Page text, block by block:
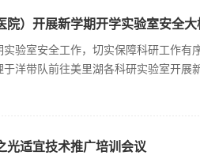
院）开展新学期开学实验室安全大
实验室安全工作，切实保障科研工作
于洋带队前往美里湖各科研实验室开展
光适宜技术推广培训会议